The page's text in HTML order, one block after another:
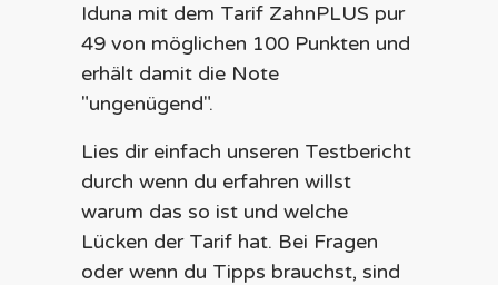
Iduna mit dem Tarif ZahnPLUS pur
49von möglichen 100 Punkten und
erhält damit die Note
"ungenügend".
Lies dir einfach unseren Testbericht
durch wenn du erfahren willst
warum das so ist und welche
Lücken der Tarif hat. Bei Fragen
oder wenn du Tipps brauchst, sind